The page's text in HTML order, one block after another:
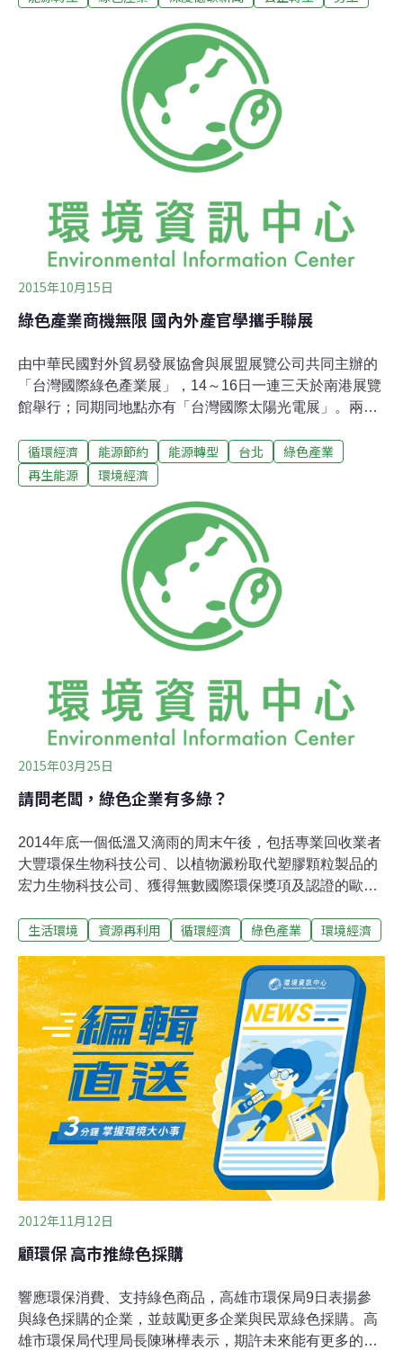
期「公正轉型」民調，今年已是連續第三年調查，本次調
查由「全國公信力民意調查」公司於10月17日至25日進
行，採市內電話與行動電話雙軌方式，共訪問1102位年滿
18歲的民眾。在95％信心水準下，整體抽樣誤差不超過
±2.95%。調查顯示，在面對政府2050年碳排量需減少
90％的挑戰，個人方面最擔心物價上漲（61.1%），整體
而言最擔心貧富差距更大（46.5%）。同時，有近半數
會到自己所在地，43%認為薪資（如再生能源領域）會較
現有工
2015年10月15日
綠色產業商機無限 國內外產官學攜手聯展
由中華民國對外貿易發展協會與展盟展覽公司共同主辦的
「台灣國際綠色產業展」，14～16日一連三天於南港展覽
館舉行；同期同地點亦有「台灣國際太陽光電展」。兩展
源、環保科技與太陽能的研究與應用。此外，為展現真正
的「綠色會展」，大會特別舉辦「綠色攤位裝潢競賽」，
循環經濟 能源節約 能源轉型 台北
綠色產業
再生能源
環境經濟
2015年03月25日
請問老闆，綠色企業有多綠？
2014年底一個低溫又滴雨的周末午後，包括專業回收業者
大豐環保生物科技公司、以植物澱粉取代塑膠顆粒製品的
宏力生物科技公司、獲得無數國際環保獎項及認證的歐萊
業者興采實業、寶特瓶回收再製業者大愛感恩科技公司、
及新竹縣環保局官員等多人齊聚一堂，向滿室的聽眾分享
台灣綠色業者的故事。幾個小時的掌聲和笑聲之後，回饋
時間聽眾提出尖銳的問題，直指核心，毫不含糊的射向在
座講者，也提醒大家思考綠色企業是否經得起全方位的檢
視。綠色企業夠綠嗎？聽眾提出疑問：各家企業宣稱自己
是綠色企業，但是在製造綠色產品之時，是否同時產生了
其它的汙染呢？大豐環保生物科技的林盟洲董事長很謙虛
的回答，回收再製是條複雜的流程，在無法完全掌握關鍵
技術，確定回收再製過程不會造成汙染和公害之前，他不
會貿然踏入綠產品的生產鏈。歐萊德葛望平董事長則
生活環境 資源再利用 循環經濟 綠色產業 環境經濟
2012年11月12日
顧環保 高市推綠色採購
響應環保消費、支持綠色商品，高雄市環保局9日表揚參
與綠色採購的企業，並鼓勵更多企業與民眾綠色採購。高
雄市環保局代理局長陳琳樺表示，期許未來能有更多的企